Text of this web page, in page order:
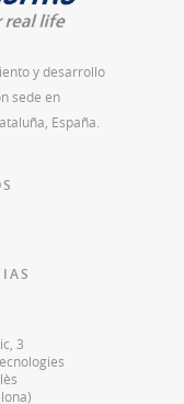
y desarrollo
sede en
España.
3